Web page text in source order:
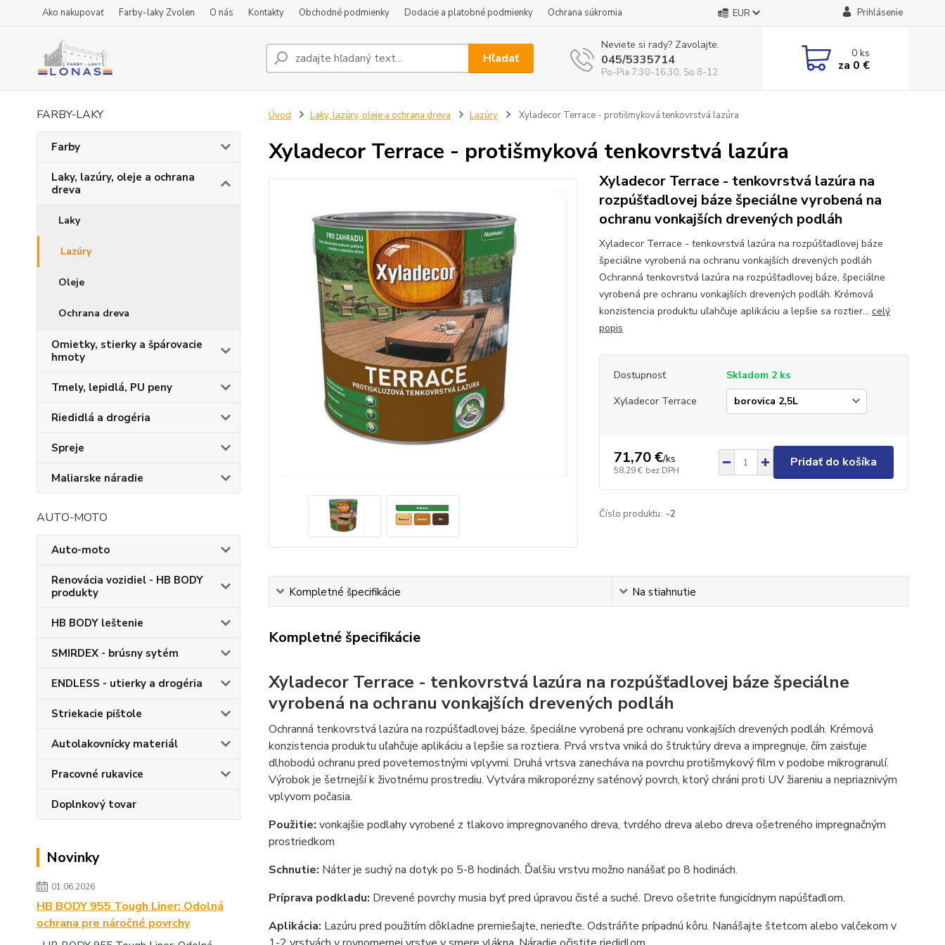
Ako nakupovať Farby-laky Zvolen O nás Kontakty Obchodné podmienky Dodacie a platobné podmienky Ochrana súkromia EUR Prihlásenie
Hľadať
Neviete si rady? Zavolajte.
045/5335714
Po-Pia 7:30-16.30, So 8-12
0ks
za 0 €
FARBY-LAKY
Farby
Laky, lazúry, oleje a ochrana
dreva
Laky
Lazúry
Oleje
Ochrana dreva
Omietky, stierky a špárovacie
hmoty
Tmely, lepidlá, PU peny
Riedidlá a drogéria
Spreje
Maliarske náradie
AUTO-MOTO
Auto-moto
Renovácia vozidiel - HB BODY
produkty
HB BODY leštenie
SMIRDEX - brúsny sytém
ENDLESS - utierky a drogéria
Striekacie pištole
Autolakovnícky materiál
Pracovné rukavice
Doplnkový tovar
Novinky
01.06.2026
HB BODY 955 Tough Liner: Odolná
ochrana pre náročné povrchy
Úvod Laky, lazúry, oleje a ochrana dreva Lazúry Xyladecor Terrace - protišmyková tenkovrstvá lazúra
Xyladecor Terrace - protišmyková tenkovrstvá lazúra
Xyladecor Terrace - tenkovrstvá lazúra na
rozpúšťadlovej báze špeciálne vyrobená na
ochranu vonkajších drevených podláh
Xyladecor Terrace - tenkovrstvá lazúra na rozpúšťadlovej báze
špeciálne vyrobená na ochranu vonkajších drevených podláh
Ochranná tenkovrstvá lazúra na rozpúšťadlovej báze, špeciálne
vyrobená pre ochranu vonkajších drevených podláh. Krémová
konzistencia produktu uľahčuje aplikáciu a lepšie sa roztier... celý
popis
Dostupnosť
Skladom 2 ks
Xyladecor Terrace
71,70 €/ks
58,29 € bez DPH
Pridať do košíka
Číslo produktu: -2
Kompletné špecifikácie Na stiahnutie
Kompletné špecifikácie
Xyladecor Terrace - tenkovrstvá lazúra na rozpúšťadlovej báze špeciálne
vyrobená na ochranu vonkajších drevených podláh
Ochranná tenkovrstvá lazúra na rozpúšťadlovej báze, špeciálne vyrobená pre ochranu vonkajších drevených podláh. Krémová
konzistencia produktu uľahčuje aplikáciu a lepšie sa roztiera. Prvá vrstva vniká do štruktúry dreva a impregnuje, čím zaisťuje
dlhobodú ochranu pred poveternostnými vplyvmi. Druhá vrtsva zanecháva na povrchu protišmykový film v podobe mikrogranulí.
Výrobok je šetrnejší k životnému prostrediu. Vytvára mikroporézny saténový povrch, ktorý chráni proti UV žiareniu a nepriaznivým
vplyvom počasia.
Použitie: vonkajšie podlahy vyrobené z tlakovo impregnovaného dreva, tvrdého dreva alebo dreva ošetreného impregnačným
prostriedkom
Schnutie: Náter je suchý na dotyk po 5-8 hodinách. Ďalšiu vrstvu možno nanášať po 8 hodinách.
Príprava podkladu: Drevené povrchy musia byť pred úpravou čisté a suché. Drevo ošetrite fungicídnym napúšťadlom.
Aplikácia: Lazúru pred použitím dôkladne premiešajte, nerieďte. Odstráňte prípadnú kôru. Nanášajte štetcom alebo valčekom v